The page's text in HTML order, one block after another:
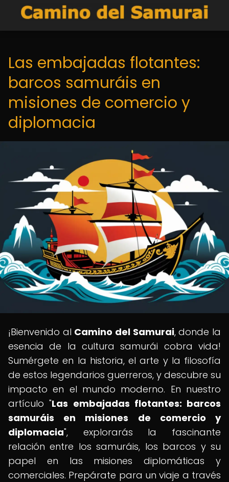
Las embajadas flotantes:
barcos samuráis en
misiones de comercio y
diplomacia
¡Bienvenido al Camino del Samurai, donde la
esencia de la cultura samurái cobra vida!
Sumérgete en la historia, el arte y la filosofía
de estos legendarios guerreros, y descubre su
impacto en el mundo moderno. En nuestro
artículo "Las embajadas flotantes: barcos
samuráis en misiones de comercio y
diplomacia", explorarás la fascinante
relación entre los samuráis, los barcos y su
papel en las misiones diplomáticas y
comerciales. Prepárate para un viaje a través